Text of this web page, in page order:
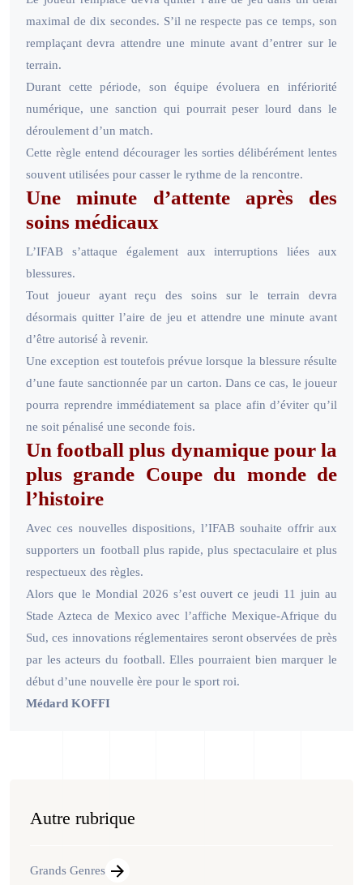
maximal de dix secondes. S’il ne respecte pas ce temps, son
remplaçant devra attendre une minute avant d’entrer sur le
terrain.
Durant cette période, son équipe évoluera en infériorité
numérique, une sanction qui pourrait peser lourd dans le
déroulement d’un match.
Cette règle entend décourager les sorties délibérément lentes
souvent utilisées pour casser le rythme de la rencontre.
Une minute d’attente après des
soins médicaux
L’IFAB s’attaque également aux interruptions liées aux
blessures.
Tout joueur ayant reçu des soins sur le terrain devra
désormais quitter l’aire de jeu et attendre une minute avant
d’être autorisé à revenir.
Une exception est toutefois prévue lorsque la blessure résulte
d’une faute sanctionnée par un carton. Dans ce cas, le joueur
pourra reprendre immédiatement sa place afin d’éviter qu’il
ne soit pénalisé une seconde fois.
Un football plus dynamique pour la
plus grande Coupe du monde de
l’histoire
Avec ces nouvelles dispositions, l’IFAB souhaite offrir aux
supporters un football plus rapide, plus spectaculaire et plus
respectueux des règles.
Alors que le Mondial 2026 s’est ouvert ce jeudi 11 juin au
Stade Azteca de Mexico avec l’affiche Mexique-Afrique du
Sud, ces innovations réglementaires seront observées de près
par les acteurs du football. Elles pourraient bien marquer le
début d’une nouvelle ère pour le sport roi.
Médard KOFFI
Autre rubrique
Grands Genres